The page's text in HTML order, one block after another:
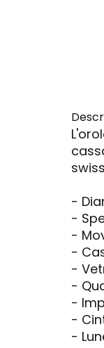
-
-
-
-
-
-
-
-
-